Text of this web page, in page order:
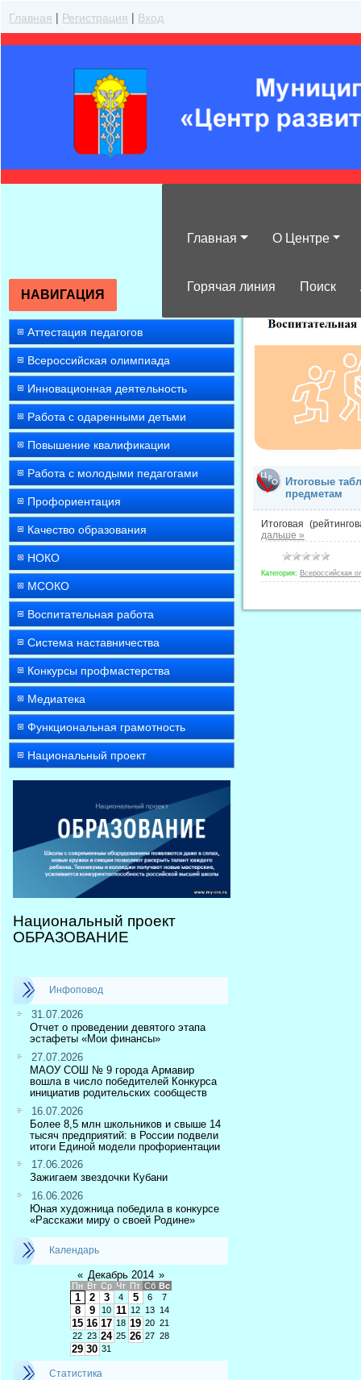
Главная | Регистрация | Вход
Главная О Центре
Горячая линия Поиск
НАВИГАЦИЯ
Аттестация педагогов
Всероссийская олимпиада
Инновационная деятельность
Работа с одаренными детьми
Повышение квалификации
Работа с молодыми педагогами
Профориентация
Качество образования
НОКО
МСОКО
Воспитательная работа
Система наставничества
Конкурсы профмастерства
Медиатека
Функциональная грамотность
Национальный проект
Национальный проект
ОБРАЗОВАНИЕ
Инфоповод
31.07.2026
Отчет о проведении девятого этапа
эстафеты «Мои финансы»
27.07.2026
МАОУ СОШ № 9 города Армавир
вошла в число победителей Конкурса
инициатив родительских сообществ
16.07.2026
Более 8,5 млн школьников и свыше 14
тысяч предприятий: в России подвели
итоги Единой модели профориентации
17.06.2026
Зажигаем звездочки Кубани
16.06.2026
Юная художница победила в конкурсе
«Расскажи миру о своей Родине»
Календарь
« Декабрь 2014 »
Пн Вт Ср Чт Пт Сб Вс
1 2 3 4 5 6 7
8 9 10 11 12 13 14
15 16 17 18 19 20 21
22 23 24 25 26 27 28
29 30 31
Статистика
Итоговые
предметам
Итоговая
дальше »
Категория: Всероссийская